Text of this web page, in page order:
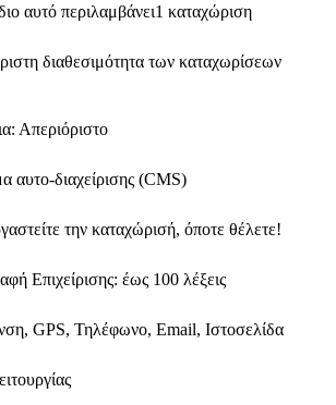
αυτό περιλαμβάνει1 καταχώριση
διαθεσιμότητα των καταχωρίσεων
Απεριόριστο
αυτο-διαχείρισης (CMS)
την καταχώρισή, όποτε θέλετε!
Επιχείρισης: έως 100 λέξεις
GPS, Τηλέφωνο, Email, Ιστοσελίδα